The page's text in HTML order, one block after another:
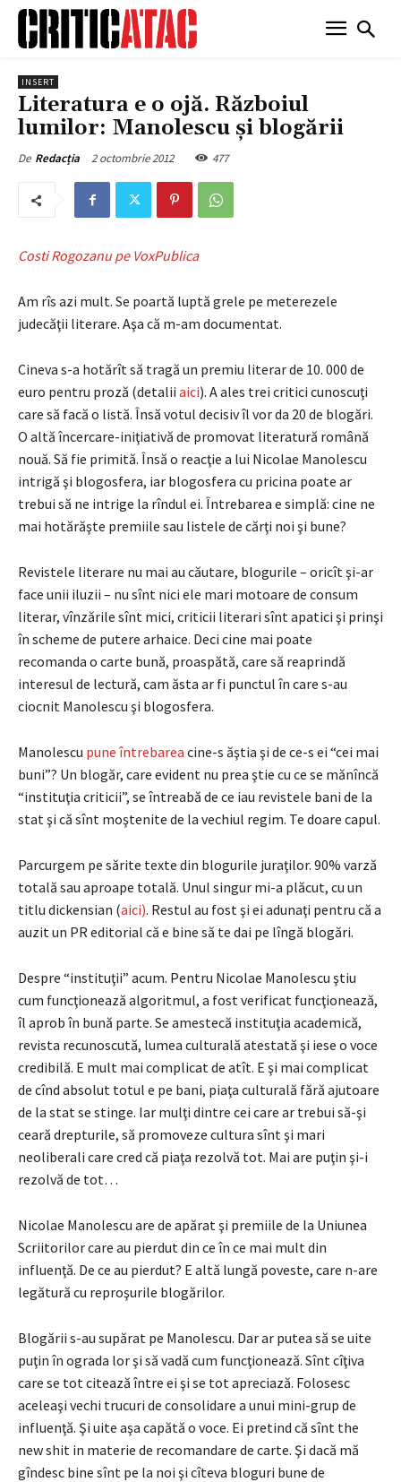
INSERT
Literatura e o ojă. Războiul
lumilor: Manolescu şi blogării
De Redacția 2 octombrie 2012 477
Costi Rogozanu pe VoxPublica
Am rîs azi mult. Se poartă luptă grele pe meterezele
judecăţii literare. Aşa că m-am documentat.
Cineva s-a hotărît să tragă un premiu literar de 10. 000 de
euro pentru proză (detalii aici). A ales trei critici cunoscuţi
care să facă o listă. Însă votul decisiv îl vor da 20 de blogări.
O altă încercare-iniţiativă de promovat literatură română
nouă. Să fie primită. Însă o reacţie a lui Nicolae Manolescu
intrigă şi blogosfera, iar blogosfera cu pricina poate ar
trebui să ne intrige la rîndul ei. Întrebarea e simplă: cine ne
mai hotărăşte premiile sau listele de cărţi noi şi bune?
Revistele literare nu mai au căutare, blogurile – oricît şi-ar
face unii iluzii – nu sînt nici ele mari motoare de consum
literar, vînzările sînt mici, criticii literari sînt apatici şi prinşi
în scheme de putere arhaice. Deci cine mai poate
recomanda o carte bună, proaspătă, care să reaprindă
interesul de lectură, cam ăsta ar fi punctul în care s-au
ciocnit Manolescu şi blogosfera.
Manolescu pune întrebarea cine-s ăştia şi de ce-s ei “cei mai
buni”? Un blogăr, care evident nu prea ştie cu ce se mănîncă
“instituţia criticii”, se întreabă de ce iau revistele bani de la
stat şi că sînt moştenite de la vechiul regim. Te doare capul.
Parcurgem pe sărite texte din blogurile juraţilor. 90% varză
totală sau aproape totală. Unul singur mi-a plăcut, cu un
titlu dickensian (aici). Restul au fost şi ei adunaţi pentru că a
auzit un PR editorial că e bine să te dai pe lîngă blogări.
Despre “instituţii” acum. Pentru Nicolae Manolescu ştiu
cum funcţionează algoritmul, a fost verificat funcţionează,
îl aprob în bună parte. Se amestecă instituţia academică,
revista recunoscută, lumea culturală atestată şi iese o voce
credibilă. E mult mai complicat de atît. E şi mai complicat
de cînd absolut totul e pe bani, piaţa culturală fără ajutoare
de la stat se stinge. Iar mulţi dintre cei care ar trebui să-şi
ceară drepturile, să promoveze cultura sînt şi mari
neoliberali care cred că piaţa rezolvă tot. Mai are puţin şi-i
rezolvă de tot…
Nicolae Manolescu are de apărat şi premiile de la Uniunea
Scriitorilor care au pierdut din ce în ce mai mult din
influenţă. De ce au pierdut? E altă lungă poveste, care n-are
legătură cu reproşurile blogărilor.
Blogării s-au supărat pe Manolescu. Dar ar putea să se uite
puţin în ograda lor şi să vadă cum funcţionează. Sînt cîţiva
care se tot citează între ei şi se tot apreciază. Folosesc
aceleaşi vechi trucuri de consolidare a unui mini-grup de
influenţă. Şi uite aşa capătă o voce. Ei pretind că sînt the
new shit in materie de recomandare de carte. Şi dacă mă
gîndesc bine sînt pe la noi şi cîteva bloguri bune de